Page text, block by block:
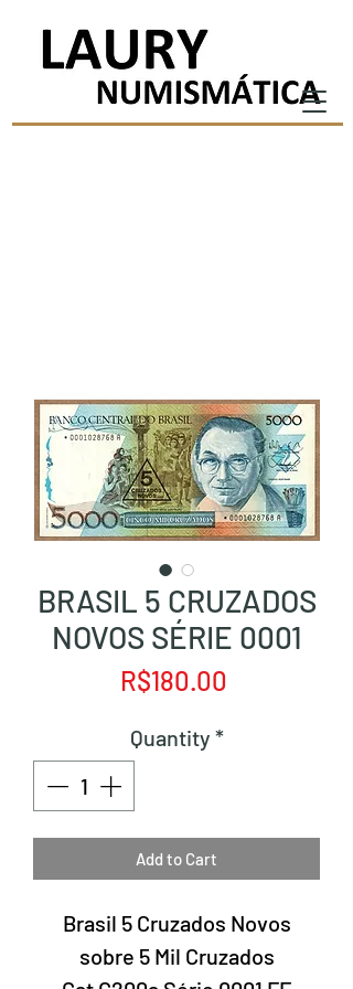
BRASIL 5 CRUZADOS
NOVOS SÉRIE 0001
R$180.00
Quantity *
Add to Cart
Brasil 5 Cruzados Novos
sobre 5 Mil Cruzados